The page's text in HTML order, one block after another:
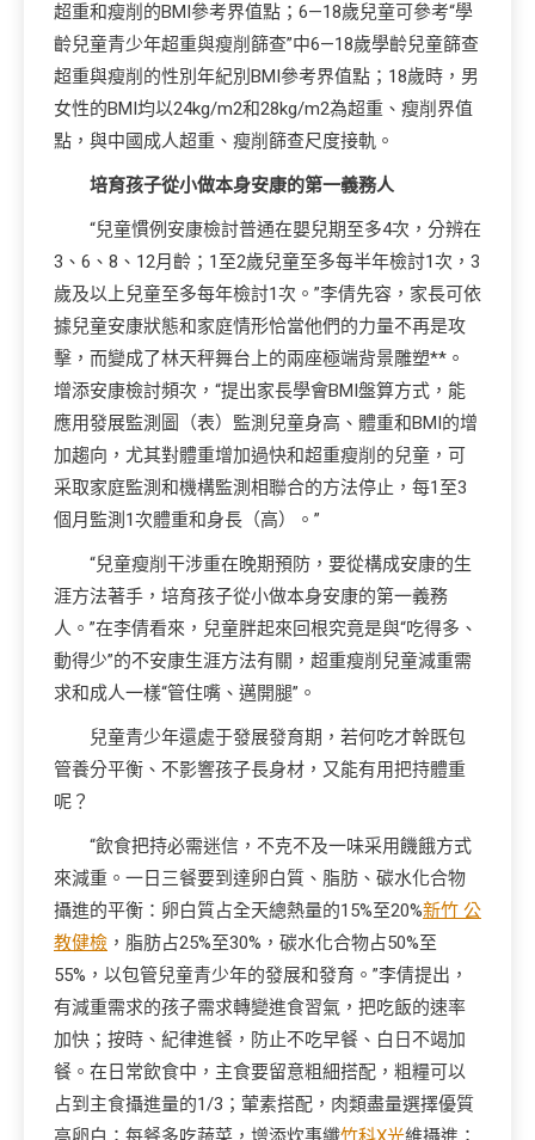
超重和瘦削的BMI參考界值點；6—18歲兒童可參考“學
齡兒童青少年超重與瘦削篩查”中6—18歲學齡兒童篩查
超重與瘦削的性別年紀別BMI參考界值點；18歲時，男
女性的BMI均以24kg/m2和28kg/m2為超重、瘦削界值
點，與中國成人超重、瘦削篩查尺度接軌。
培育孩子從小做本身安康的第一義務人
“兒童慣例安康檢討普通在嬰兒期至多4次，分辨在
3、6、8、12月齡；1至2歲兒童至多每半年檢討1次，3
歲及以上兒童至多每年檢討1次。”李倩先容，家長可依
據兒童安康狀態和家庭情形恰當他們的力量不再是攻
擊，而變成了林天秤舞台上的兩座極端背景雕塑**。
增添安康檢討頻次，“提出家長學會BMI盤算方式，能
應用發展監測圖（表）監測兒童身高、體重和BMI的增
加趨向，尤其對體重增加過快和超重瘦削的兒童，可
采取家庭監測和機構監測相聯合的方法停止，每1至3
個月監測1次體重和身長（高）。”
“兒童瘦削干涉重在晚期預防，要從構成安康的生
涯方法著手，培育孩子從小做本身安康的第一義務
人。”在李倩看來，兒童胖起來回根究竟是與“吃得多、
動得少”的不安康生涯方法有關，超重瘦削兒童減重需
求和成人一樣“管住嘴、邁開腿”。
兒童青少年還處于發展發育期，若何吃才幹既包
管養分平衡、不影響孩子長身材，又能有用把持體重
呢？
“飲食把持必需迷信，不克不及一味采用饑餓方式
來減重。一日三餐要到達卵白質、脂肪、碳水化合物
攝進的平衡：卵白質占全天總熱量的15%至20%新竹 公
教健檢 ，脂肪占25%至30%，碳水化合物占50%至
55%，以包管兒童青少年的發展和發育。”李倩提出，
有減重需求的孩子需求轉變進食習氣，把吃飯的速率
加快；按時、紀律進餐，防止不吃早餐、白日不竭加
餐。在日常飲食中，主食要留意粗細搭配，粗糧可以
占到主食攝進量的1/3；葷素搭配，肉類盡量選擇優質